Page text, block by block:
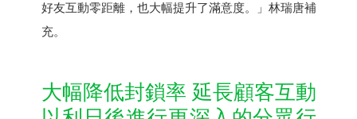
好友互動零距離，也大幅提升了滿意度。」林瑞唐補
充。
大幅降低封鎖率 延長顧客互動